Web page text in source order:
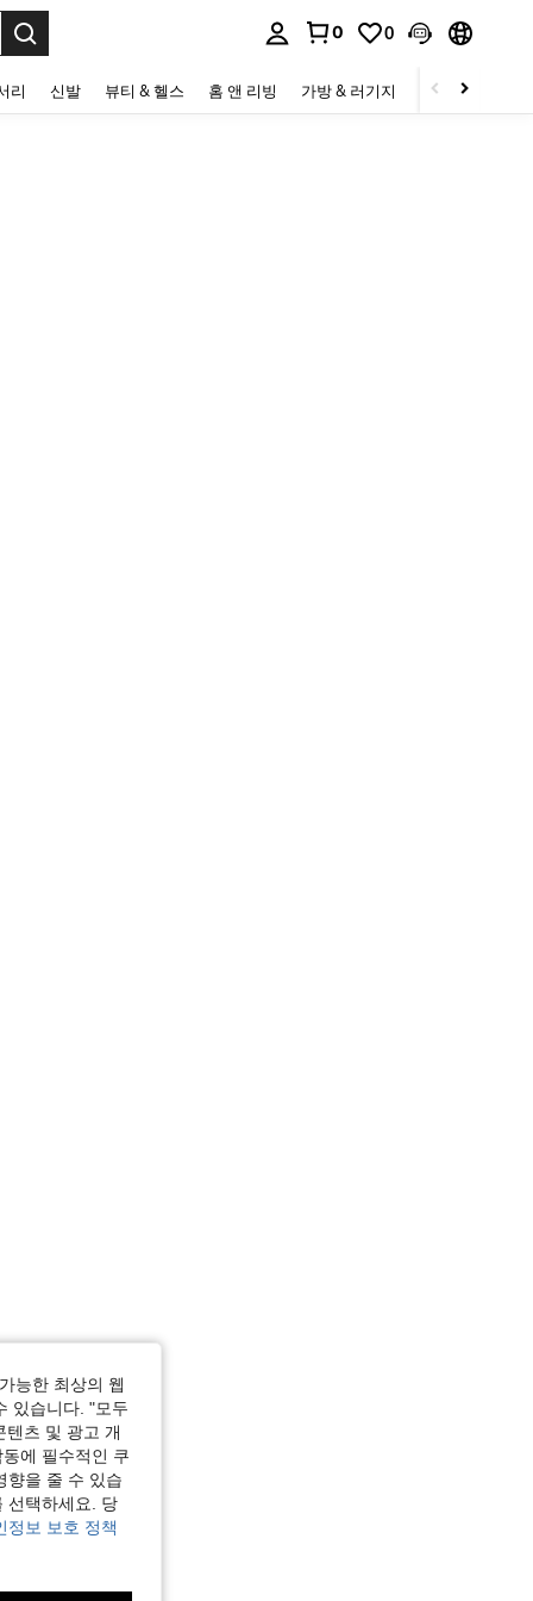
0 0
리 신발 뷰티 & 헬스 홈 앤 리빙 가방 & 러기지 스포츠 & 아웃
능한 최상의 웹
있습니다. "모두
츠 및 광고 개
에 필수적인 쿠
향을 줄 수 있습
선택하세요. 당
정보 보호 정책